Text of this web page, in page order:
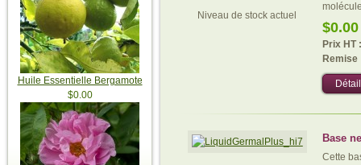
Huile Essentielle Bergamote
$0.00
Niveau de stock actuel
$0.00
Prix HT
Base
Cette